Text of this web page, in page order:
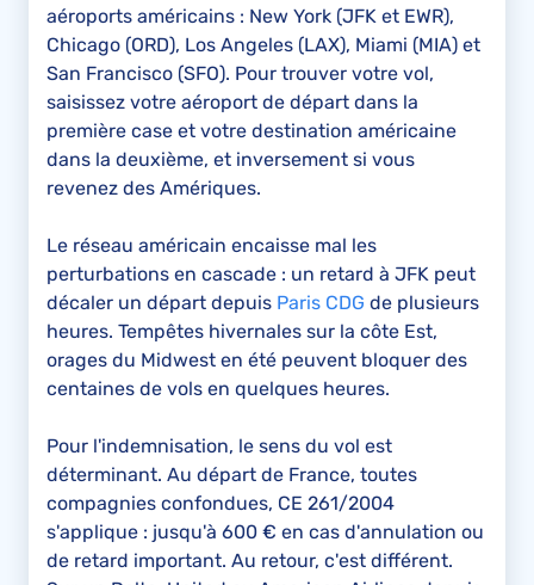
aéroports américains : New York (JFK et EWR),
Chicago (ORD), Los Angeles (LAX), Miami (MIA) et
San Francisco (SFO). Pour trouver votre vol,
saisissez votre aéroport de départ dans la
première case et votre destination américaine
dans la deuxième, et inversement si vous
revenez des Amériques.
Le réseau américain encaisse mal les
perturbations en cascade : un retard à JFK peut
décaler un départ depuis Paris CDG de plusieurs
heures. Tempêtes hivernales sur la côte Est,
orages du Midwest en été peuvent bloquer des
centaines de vols en quelques heures.
Pour l'indemnisation, le sens du vol est
déterminant. Au départ de France, toutes
compagnies confondues, CE 261/2004
s'applique : jusqu'à 600 € en cas d'annulation ou
de retard important. Au retour, c'est différent.